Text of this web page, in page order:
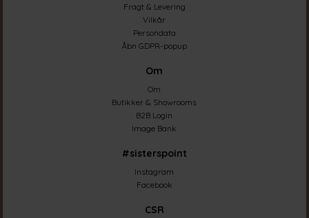
Fragt & Levering
Vilkår
Persondata
Åbn GDPR-popup
Om
Om
Butikker & Showrooms
B2B Login
Image Bank
#sisterspoint
Instagram
Facebook
CSR